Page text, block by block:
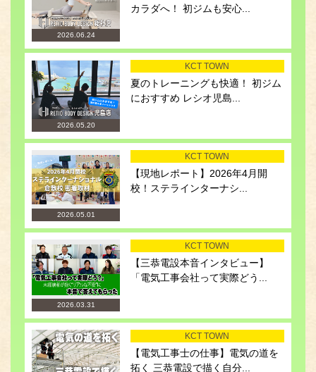
2026.06.24
カラダへ！ 初ジムも安心...
2026.05.20
KCT TOWN
夏のトレーニングも快適！ 初ジム
におすすめ レシオ児島...
2026.05.01
KCT TOWN
【現地レポート】2026年4月開
校！ステラインターナシ...
2026.03.31
KCT TOWN
【三恭電設本音インタビュー】
「電気工事会社って実際どう...
KCT TOWN
【電気工事士の仕事】電気の道を
拓く 三恭電設で描く自分...